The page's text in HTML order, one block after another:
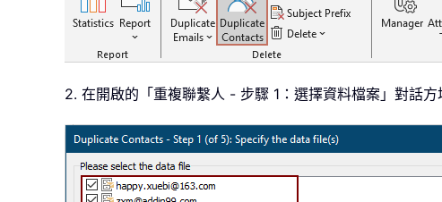
2. 在開啟的「重複聯繫人 - 步驟 1：選擇資料檔案」對話